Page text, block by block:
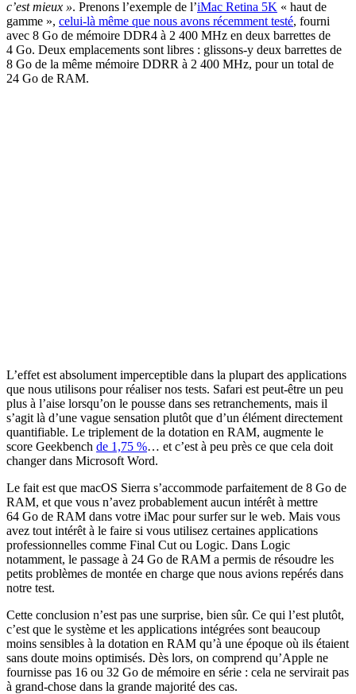
c’est mieux ». Prenons l’exemple de l’iMac Retina 5K « haut de
gamme », celui-là même que nous avons récemment testé, fourni
avec 8 Go de mémoire DDR4 à 2 400 MHz en deux barrettes de
4 Go. Deux emplacements sont libres : glissons-y deux barrettes de
8 Go de la même mémoire DDRR à 2 400 MHz, pour un total de
24 Go de RAM.
L’effet est absolument imperceptible dans la plupart des applications
que nous utilisons pour réaliser nos tests. Safari est peut-être un peu
plus à l’aise lorsqu’on le pousse dans ses retranchements, mais il
s’agit là d’une vague sensation plutôt que d’un élément directement
quantifiable. Le triplement de la dotation en RAM, augmente le
score Geekbench de 1,75 %… et c’est à peu près ce que cela doit
changer dans Microsoft Word.
Le fait est que macOS Sierra s’accommode parfaitement de 8 Go de
RAM, et que vous n’avez probablement aucun intérêt à mettre
64 Go de RAM dans votre iMac pour surfer sur le web. Mais vous
avez tout intérêt à le faire si vous utilisez certaines applications
professionnelles comme Final Cut ou Logic. Dans Logic
notamment, le passage à 24 Go de RAM a permis de résoudre les
petits problèmes de montée en charge que nous avions repérés dans
notre test.
Cette conclusion n’est pas une surprise, bien sûr. Ce qui l’est plutôt,
c’est que le système et les applications intégrées sont beaucoup
moins sensibles à la dotation en RAM qu’à une époque où ils étaient
sans doute moins optimisés. Dès lors, on comprend qu’Apple ne
fournisse pas 16 ou 32 Go de mémoire en série : cela ne servirait pas
à grand-chose dans la grande majorité des cas.